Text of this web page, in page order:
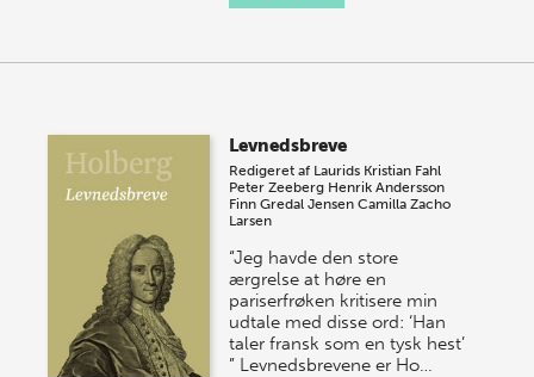
Levnedsbreve
Redigeret af Laurids Kristian Fahl
Peter Zeeberg Henrik Andersson
Finn Gredal Jensen Camilla Zacho
Larsen
“Jeg havde den store
ærgrelse at høre en
pariserfrøken kritisere min
udtale med disse ord: ‘Han
taler fransk som en tysk hest’
” Levnedsbrevene er Ho…